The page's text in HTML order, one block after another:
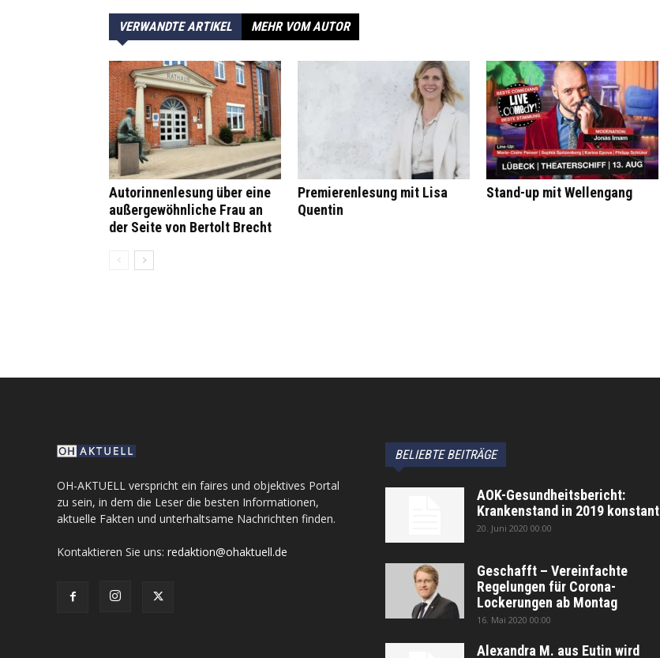
VERWANDTE ARTIKEL MEHR VOM AUTOR
Autorinnenlesung über eine
außergewöhnliche Frau an
der Seite von Bertolt Brecht
Premierenlesung mit Lisa
Quentin
Stand-up mit Wellengang
OH-AKTUELL verspricht ein faires und objektives Portal
zu sein, in dem die Leser die besten Informationen,
aktuelle Fakten und unterhaltsame Nachrichten finden.
Kontaktieren Sie uns: redaktion@ohaktuell.de
BELIEBTE BEITRÄGE
AOK-Gesundheitsbericht:
Krankenstand in 2019 konstant
20. Juni 2020 00:00
Geschafft – Vereinfachte
Regelungen für Corona-
Lockerungen ab Montag
16. Mai 2020 00:00
Alexandra M. aus Eutin wird